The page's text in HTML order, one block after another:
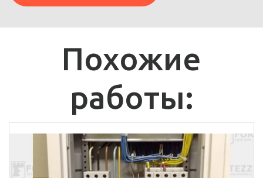
Похожие
работы: